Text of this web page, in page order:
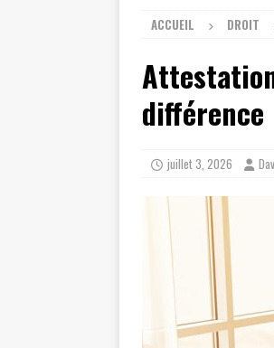
ACCUEIL DROIT
différence
juillet 3, 2026